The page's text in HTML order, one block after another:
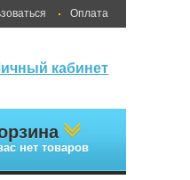
Оплата
кабинет
нет товаров